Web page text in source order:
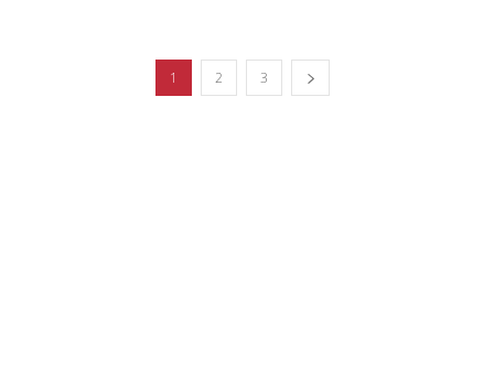
1 2 3